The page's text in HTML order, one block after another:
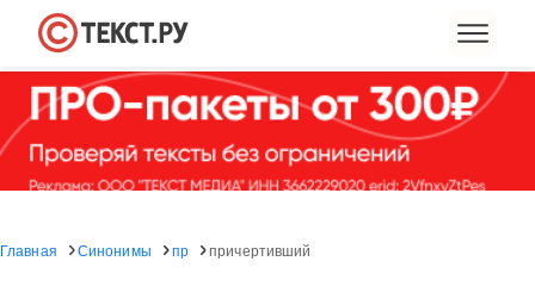
Главная Синонимы пр причертивший